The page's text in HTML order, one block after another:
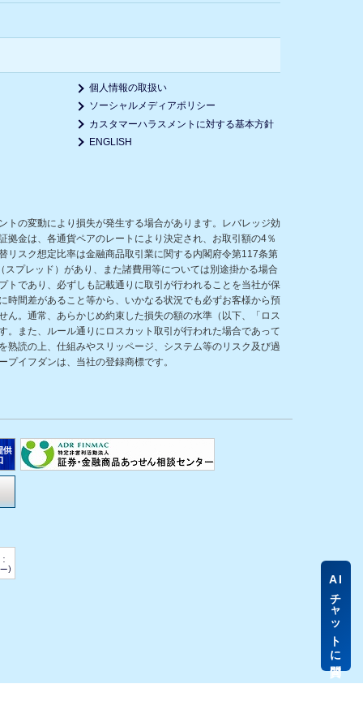
個人情報の取扱い
ソーシャルメディアポリシー
カスタマーハラスメントに対する基本方針
ENGLISH
の変動により損失が発生する場合があります。レバレッジ効
金は、各通貨ペアのレートにより決定され、お取引額の4％
リスク想定比率は金融商品取引業に関する内閣府令第117条第
プレッド）があり、また諸費用等については別途掛かる場合
であり、必ずしも記載通りに取引が行われることを当社が保
間差があること等から、いかなる状況でも必ずお客様から預
。通常、あらかじめ約束した損失の額の水準（以下、「ロス
また、ルール通りにロスカット取引が行われた場合であって
読の上、仕組みやスリッページ、システム等のリスク及び過
イフダンは、当社の登録商標です。
AI
チャットに質問